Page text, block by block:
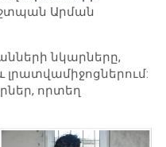
Արման
նկարները,
լրատվամիջոցներում:
որտեղ